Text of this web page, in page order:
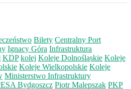
Bilety Centralny Port
Ignacy Góra Infrastruktura
KDP kolej Koleje Dolnośląskie Koleje
Koleje Wielkopolskie Koleje
Ministerstwo Infrastruktury
Bydgoszcz Piotr Malepszak PKP